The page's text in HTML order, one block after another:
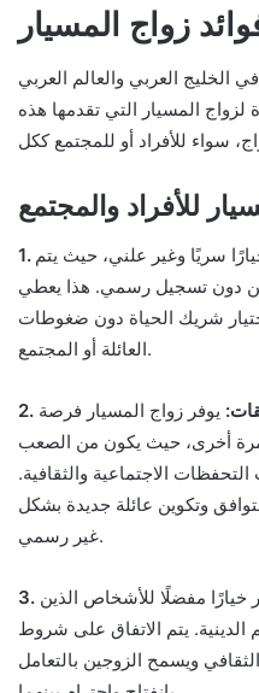
زواج المسيار
الخليج العربي والعالم العربي
المسيار التي تقدمها هذه
للأفراد والمجتمع
سريًا وغير علني، حيث يتم
دون تسجيل رسمي. هذا يعطي
شريك الحياة دون ضغوطات
العائلة أو المجتمع.
يوفر زواج المسيار فرصة
مرة أخرى، حيث يكون من الصعب
الاجتماعية والثقافية.
وتكوين عائلة جديدة بشكل
غير رسمي.
خيارًا مفضلًا للأشخاص الذين
الدينية. يتم الاتفاق على شروط
ويسمح الزوجين بالتعامل